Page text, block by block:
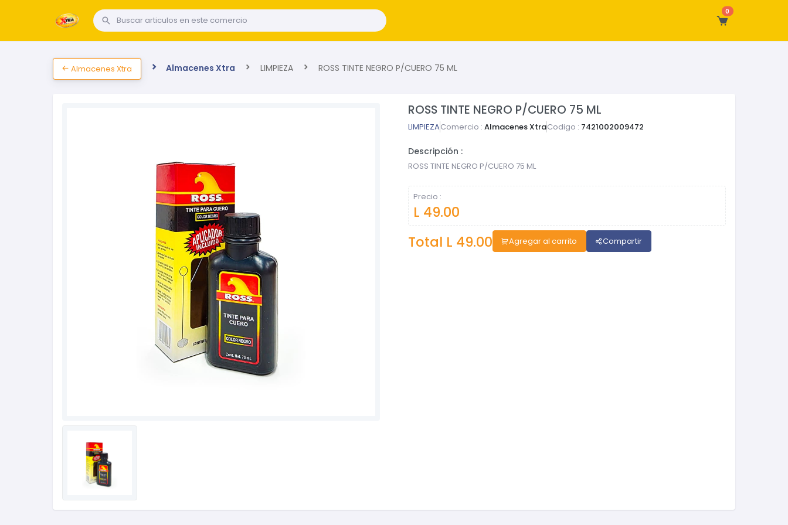
0
Almacenes Xtra Almacenes Xtra LIMPIEZA ROSS TINTE NEGRO P/CUERO 75 ML
ROSS TINTE NEGRO P/CUERO 75 ML
LIMPIEZAComercio : Almacenes XtraCodigo : 7421002009472
Descripción :
ROSS TINTE NEGRO P/CUERO 75 ML
Precio :
L 49.00
Total L 49.00 Agregar al carrito Compartir